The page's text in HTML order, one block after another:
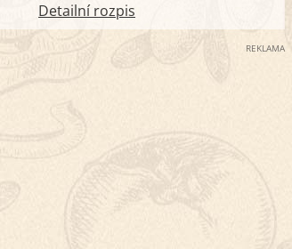
Detailní rozpis
REKLAMA